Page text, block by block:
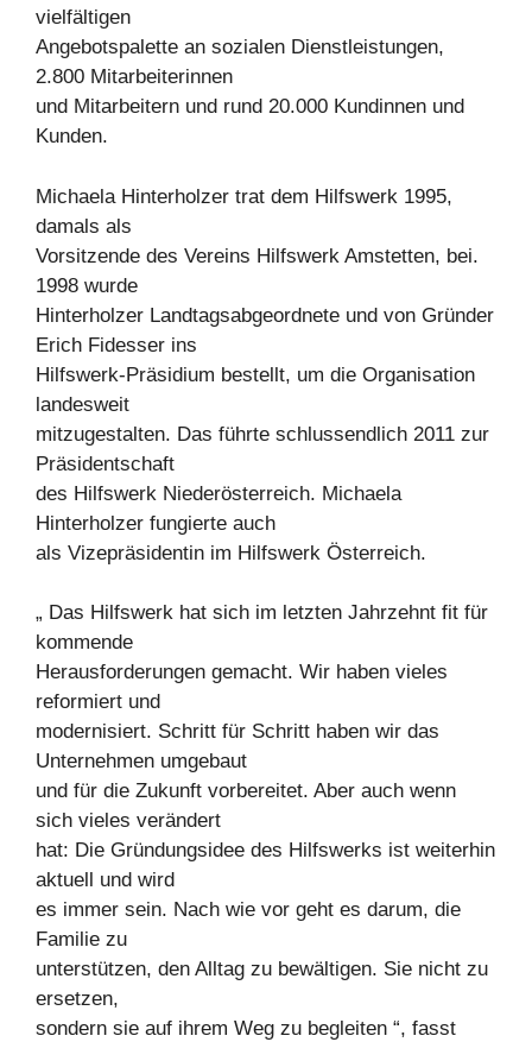
vielfältigen
Angebotspalette an sozialen Dienstleistungen,
2.800 Mitarbeiterinnen
und Mitarbeitern und rund 20.000 Kundinnen und
Kunden.
Michaela Hinterholzer trat dem Hilfswerk 1995,
damals als
Vorsitzende des Vereins Hilfswerk Amstetten, bei.
1998 wurde
Hinterholzer Landtagsabgeordnete und von Gründer
Erich Fidesser ins
Hilfswerk-Präsidium bestellt, um die Organisation
landesweit
mitzugestalten. Das führte schlussendlich 2011 zur
Präsidentschaft
des Hilfswerk Niederösterreich. Michaela
Hinterholzer fungierte auch
als Vizepräsidentin im Hilfswerk Österreich.
„ Das Hilfswerk hat sich im letzten Jahrzehnt fit für
kommende
Herausforderungen gemacht. Wir haben vieles
reformiert und
modernisiert. Schritt für Schritt haben wir das
Unternehmen umgebaut
und für die Zukunft vorbereitet. Aber auch wenn
sich vieles verändert
hat: Die Gründungsidee des Hilfswerks ist weiterhin
aktuell und wird
es immer sein. Nach wie vor geht es darum, die
Familie zu
unterstützen, den Alltag zu bewältigen. Sie nicht zu
ersetzen,
sondern sie auf ihrem Weg zu begleiten “, fasst